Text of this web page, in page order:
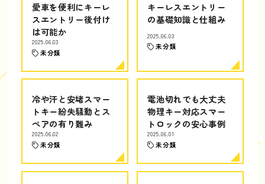
愛車を便利にキーレ
スエントリー後付け
は可能か
2025.06.03
未分類
キーレスエントリー
の基礎知識と仕組み
2025.06.03
未分類
冷や汗と安堵スマー
トキー紛失騒動とス
ペアの有り難み
2025.06.02
未分類
電池切れでも大丈夫
物理キー対応スマー
トロックの安心事例
2025.06.01
未分類